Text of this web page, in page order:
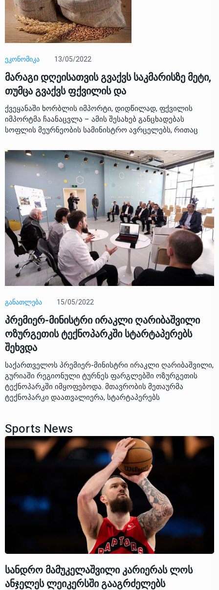
ᲔᲙᲝᲜᲝᲛᲘᲙᲐ 13/05/2022
მარაგი დღეისათვის გვაქვს საკმარისზე მეტი,
თუმცა გვაქვს ფქვილის და
ქვეყანაში ხორბლის იმპორტი, დიდწილად, ფქვილის
იმპორტმა ჩაანაცვლა – ამის შესახებ განცხადებას
სოფლის მეურნეობის სამინისტრო ავრცელებს, რითაც
ᲒᲐᲜᲐᲗᲚᲔᲑᲐ 15/05/2022
პრემიერ-მინისტრი ირაკლი ღარიბაშვილი
ოზურგეთის ტექნოპარკში სტარტაპერებს
შეხვდა
საქართველოს პრემიერ-მინისტრი ირაკლი ღარიბაშვილი,
გურიაში რეგიონული ტურნეს ფარგლებში ოზურგეთის
ტექნოპარკში იმყოფებოდა. მთავრობის მეთაურმა
ტექნოპარკი დაათვალიერა, სტარტაპერებს
Sports News
სანდრო მამუკელაშვილი კარიერას ლოს
ანჯელეს ლეიკერსში გააგრძელებს